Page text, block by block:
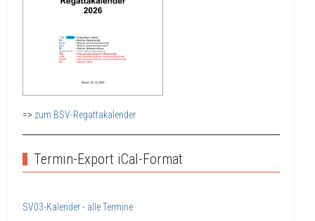
=> zum BSV-Regattakalender
Termin-Export iCal-Format
SV03-Kalender - alle Termine